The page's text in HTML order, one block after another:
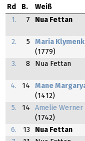
Rd B. Weiß
1.
7 Nua Fettan
2.
5
Maria
(1779)
3. 8 Nua Fettan
4.
14
Mane
(1412)
5. 14
Amelie Werner
(1742)
6. 13 Nua Fettan